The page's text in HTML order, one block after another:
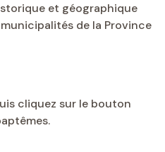
et géographique
de la Province
cliquez sur le bouton